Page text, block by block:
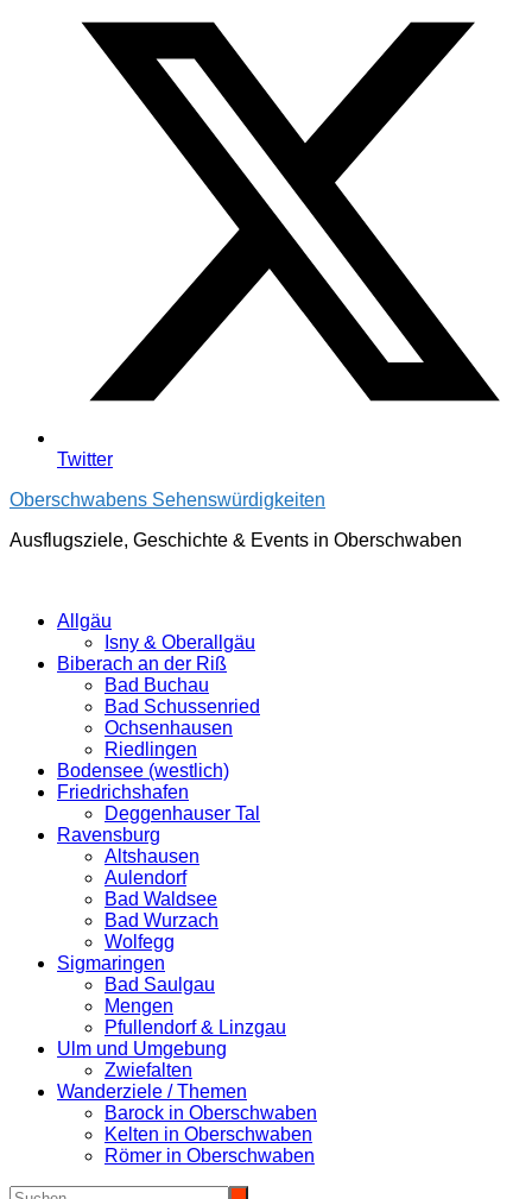
Twitter
Oberschwabens Sehenswürdigkeiten
Ausflugsziele, Geschichte & Events in Oberschwaben
Allgäu
Isny & Oberallgäu
Biberach an der Riß
Bad Buchau
Bad Schussenried
Ochsenhausen
Riedlingen
Bodensee (westlich)
Friedrichshafen
Deggenhauser Tal
Ravensburg
Altshausen
Aulendorf
Bad Waldsee
Bad Wurzach
Wolfegg
Sigmaringen
Bad Saulgau
Mengen
Pfullendorf & Linzgau
Ulm und Umgebung
Zwiefalten
Wanderziele / Themen
Barock in Oberschwaben
Kelten in Oberschwaben
Römer in Oberschwaben